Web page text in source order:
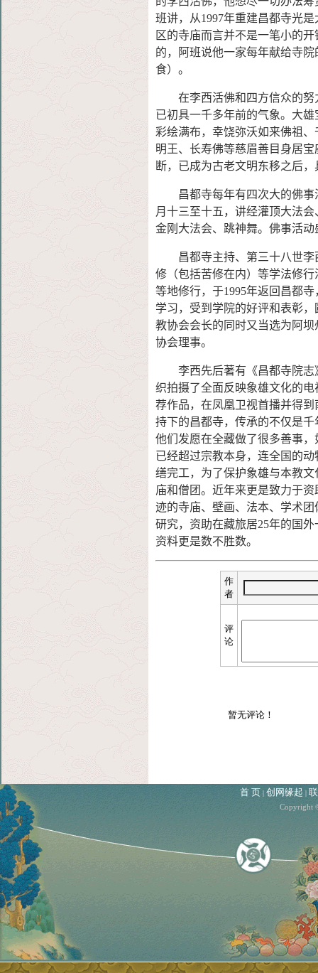
班讲，从1997年重建昌都寺光
区的寺庙而言并不是一笔小的
的，阿班说他一家每年献给寺
食）。
在李西活佛和四方信众的努
已初具一千多年前的气象。大
彩绘满布，幸饶弥沃如来佛祖
明王、长寿佛等慈眉善目身居
断，已成为古老文明东移之后
昌都寺每年有四次大的佛事
月十三至十五，讲经灌顶大法
金刚大法会、跳神舞。佛事活
昌都寺主持、第三十八世李
修（包括苦修在内）等学法修
等地修行，于1995年返回昌都
学习，受到学院的好评和表彰
教协会会长的同时又当选为阿
协会理事。
李西先后著有《昌都寺院志
织拍摄了全面反映象雄文化的
荐作品，在凤凰卫视首播并得
持下的昌都寺，传承的不仅是
他们发愿在全藏做了很多善事
已经超过宗教本身，连全国的
缮完工，为了保护象雄与本教
庙和僧团。近年来更是致力于
迹的寺庙、壁画、法本、学术
研究，资助在藏旅居25年的国
资料更是数不胜数。